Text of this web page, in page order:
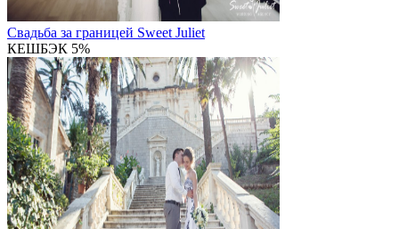
Свадьба за границей Sweet Juliet
КЕШБЭК 5%